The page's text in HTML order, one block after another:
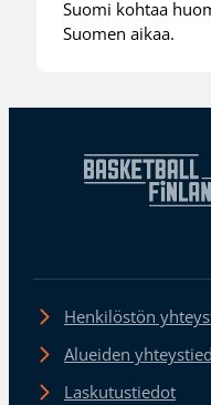
Suomi kohtaa
Suomen aikaa.
Henkilöstön
Alueiden
Laskutustiedot